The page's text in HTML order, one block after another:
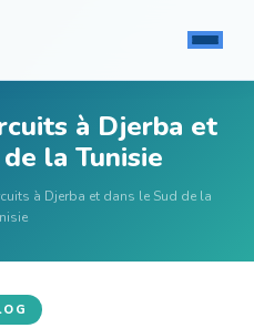
à Djerba et
la Tunisie
à Djerba et dans le Sud de la